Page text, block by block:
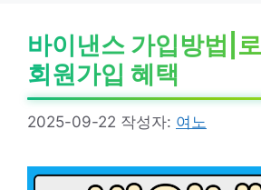
바이낸스 가입방법|
회원가입 혜택
2025-09-22 작성자: 여노